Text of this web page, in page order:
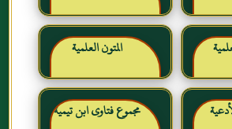
المتون العلمية
مجموع فتاوى ابن تيمية